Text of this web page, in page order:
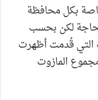
بكل محافظة
لكن بحسب
التي قُدمت أظهرت
المازوت